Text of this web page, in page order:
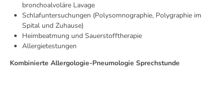
bronchoalvoläre Lavage
Schlafuntersuchungen (Polysomnographie, Polygraphie im
Spital und Zuhause)
Heimbeatmung und Sauerstofftherapie
Allergietestungen
Kombinierte Allergologie-Pneumologie Sprechstunde